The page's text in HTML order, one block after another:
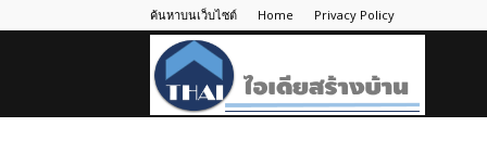
ค้นหาบนเว็บไซต์ Home Privacy Policy